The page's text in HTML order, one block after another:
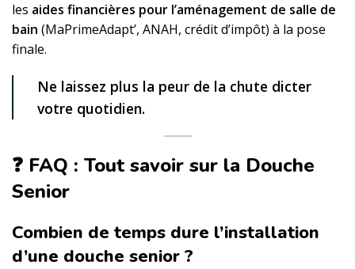
les aides financières pour l’aménagement de salle de
bain (MaPrimeAdapt’, ANAH, crédit d’impôt) à la pose
finale.
Ne laissez plus la peur de la chute dicter
votre quotidien.
❓ FAQ : Tout savoir sur la Douche
Senior
Combien de temps dure l’installation
d’une douche senior ?